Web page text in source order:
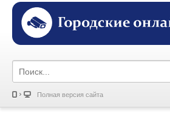
Полная версия сайта